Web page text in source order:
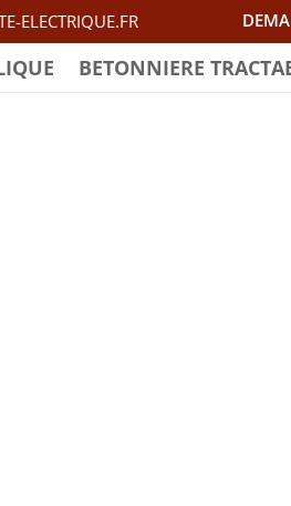
ELECTRIQUE.FR
BETONNIERE